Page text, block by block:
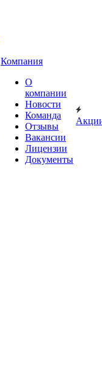
Компания
О
компании
Новости
Команда
Отзывы
Вакансии
Лицензии
Документы